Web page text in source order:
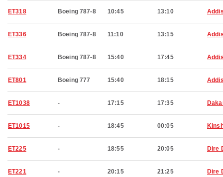
ET318 Boeing 787-8 10:45 13:10
ET336 Boeing 787-8 11:10 13:15
ET334 Boeing 787-8 15:40 17:45
ET801 Boeing 777 15:40 18:15
ET1038 - 17:15 17:35
ET1015 - 18:45 00:05
ET225 - 18:55 20:05 Dire
ET221 - 20:15 21:25 Dire